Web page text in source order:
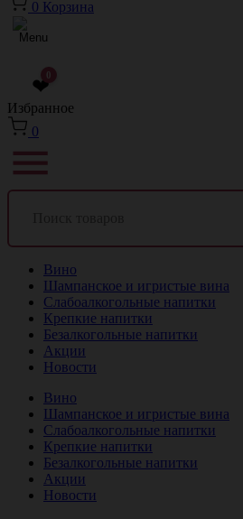
0 Корзина
❤
0
Избранное
0
Вино
Шампанское и игристые вина
Слабоалкогольные напитки
Крепкие напитки
Безалкогольные напитки
Акции
Новости
Вино
Шампанское и игристые вина
Слабоалкогольные напитки
Крепкие напитки
Безалкогольные напитки
Акции
Новости